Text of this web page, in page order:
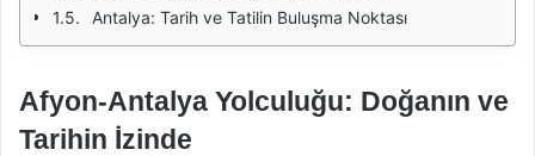
Antalya: Tarih ve Tatilin Buluşma Noktası
Afyon-Antalya Yolculuğu: Doğanın ve
Tarihin İzinde